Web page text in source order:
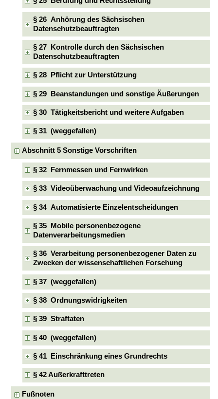
§ 26 Anhörung des Sächsischen
Datenschutzbeauftragten
§ 27 Kontrolle durch den Sächsischen
Datenschutzbeauftragten
§ 28 Pflicht zur Unterstützung
§ 29 Beanstandungen und sonstige Äußerungen
§ 30 Tätigkeitsbericht und weitere Aufgaben
§ 31 (weggefallen)
Abschnitt 5 Sonstige Vorschriften
§ 32 Fernmessen und Fernwirken
§ 33 Videoüberwachung und Videoaufzeichnung
§ 34 Automatisierte Einzelentscheidungen
§ 35 Mobile personenbezogene
Datenverarbeitungsmedien
§ 36 Verarbeitung personenbezogener Daten zu
Zwecken der wissenschaftlichen Forschung
§ 37 (weggefallen)
§ 38 Ordnungswidrigkeiten
§ 39 Straftaten
§ 40 (weggefallen)
§ 41 Einschränkung eines Grundrechts
§ 42 Außerkrafttreten
Fußnoten